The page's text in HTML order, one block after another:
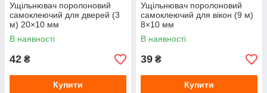
Ущільнювач поролоновий
самоклеючий для дверей (3
м) 20×10 мм
В наявності
42 ₴
Купити
Ущільнювач поролоновий
самоклеючий для вікон (9 м)
8×10 мм
В наявності
39 ₴
Купити